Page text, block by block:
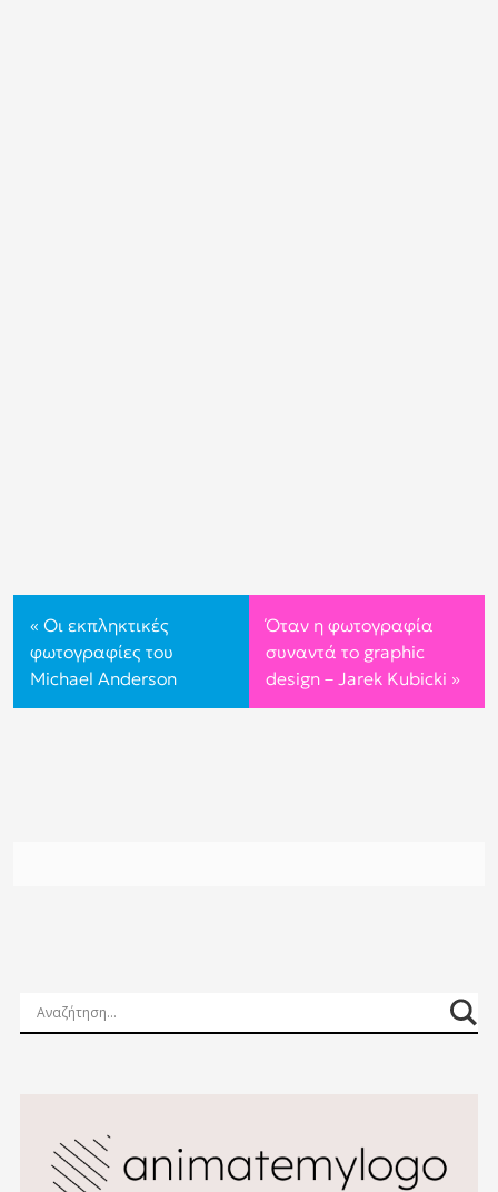
« Οι εκπληκτικές
φωτογραφίες του
Michael Anderson
Όταν η φωτογραφία
συναντά το graphic
design – Jarek Kubicki »